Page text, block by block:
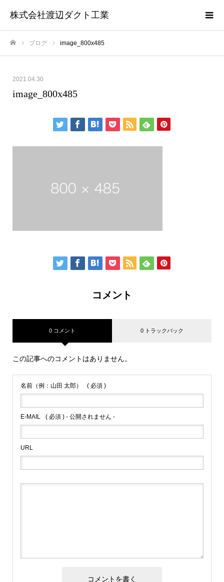
株式会社渡辺ダクト工業
ブログ image_800x485
2021.04.30
image_800x485
コメント
0 コメント 0 トラックバック
この記事へのコメントはありません。
名前（例：山田 太郎） ( 必須 )
E-MAIL ( 必須 ) - 公開されません -
URL